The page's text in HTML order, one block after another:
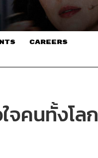
CAREERS
จคนทั้งโลก